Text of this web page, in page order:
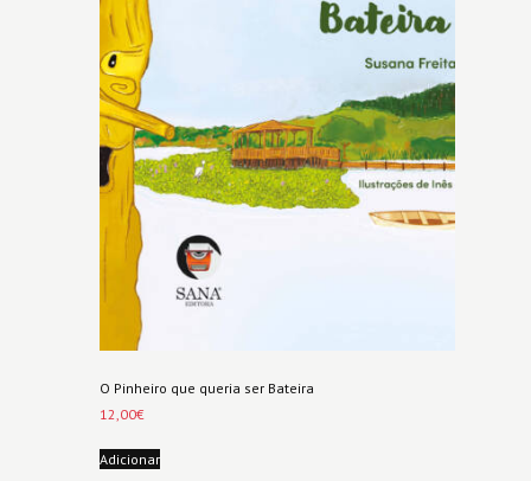
O Pinheiro que queria ser Bateira
12,00€
Adicionar